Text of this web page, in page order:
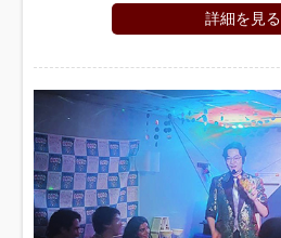
詳細を見る